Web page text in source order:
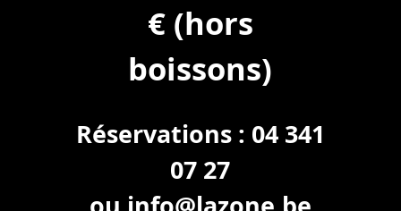
€ (hors
boissons)
Réservations : 04 341
07 27